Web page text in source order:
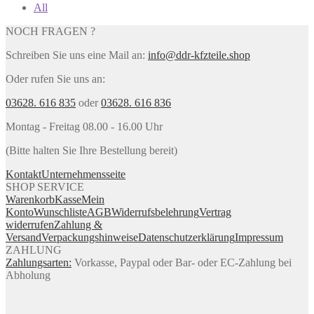
All
NOCH FRAGEN ?
Schreiben Sie uns eine Mail an: info@ddr-kfzteile.shop
Oder rufen Sie uns an:
03628. 616 835 oder03628. 616 836
Montag - Freitag 08.00 - 16.00 Uhr
(Bitte halten Sie Ihre Bestellung bereit)
KontaktUnternehmensseite
SHOP SERVICE
WarenkorbKasseMein
KontoWunschlisteAGBWiderrufsbelehrungVertrag
widerrufenZahlung &
VersandVerpackungshinweiseDatenschutzerklärungImpressum
ZAHLUNG
Zahlungsarten: Vorkasse, Paypal oder Bar- oder EC-Zahlung bei
Abholung